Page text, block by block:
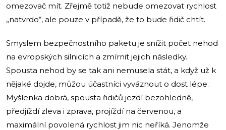
omezovač mít. Zřejmě totiž nebude omezovat rychlost
„natvrdo“, ale pouze v případě, že to bude řidič chtít.
Smyslem bezpečnostního paketu je snížit počet nehod
na evropských silnicích a zmírnit jejich následky.
Spousta nehod by se tak ani nemusela stát, a když už k
nějaké dojde, můžou účastníci vyváznout o dost lépe.
Myšlenka dobrá, spousta řidičů jezdí bezohledně,
předjíždí zleva i zprava, projíždí na červenou, a
maximální povolená rychlost jim nic neříká. Jenomže